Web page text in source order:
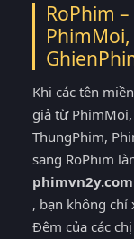
RoPhim
Khi các tên
giả từ
ThungPhim,
sang RoPhim
phimvn2y.com
, bạn không chỉ
Đêm của các